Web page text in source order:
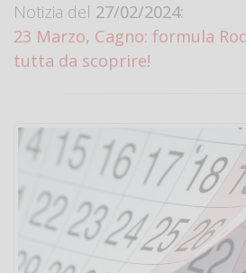
Notizia del 27/02/2024:
23 Marzo, Cagno: formula
tutta da scoprire!